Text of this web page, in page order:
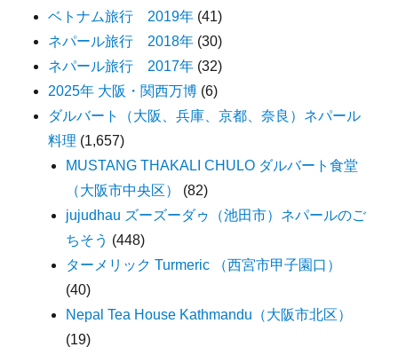
ベトナム旅行 2019年 (41)
ネパール旅行 2018年 (30)
ネパール旅行 2017年 (32)
2025年 大阪・関西万博 (6)
ダルバート（大阪、兵庫、京都、奈良）ネパール
料理 (1,657)
MUSTANG THAKALI CHULO ダルバート食堂
（大阪市中央区）
(82)
jujudhau ズーズーダゥ（池田市）ネパールのご
ちそう (448)
ターメリック Turmeric （西宮市甲子園口）
(40)
Nepal Tea House Kathmandu（大阪市北区）
(19)